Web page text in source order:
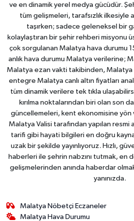
ve en dinamik yerel medya gücüdür.
tüm gelişmeleri, tarafsızlık ilkesiyle
taşırken; sadece geleneksel bir
kolaylaştıran bir şehir rehberi misyonu
çok sorgulanan Malatya hava durumu
anlık hava durumu Malatya verilerine;
Malatya ezan vakti takibinden, Malatya
entegre Malatya canlı altın fiyatları
tüm dinamik verilere tek tıkla
kırılma noktalarından biri olan son
güncellemeleri, kent ekonomisine yön
Malatya Valisi tarafından yapılan resmi
tarifi gibi hayati bilgileri en doğru
uzak bir şekilde yayınlıyoruz. Hızlı,
haberleri ile şehrin nabzını tutmak, en
gelişmelerinden anında haberdar
yanınızda.
Malatya Nöbetçi Eczaneler
Malatya Hava Durumu